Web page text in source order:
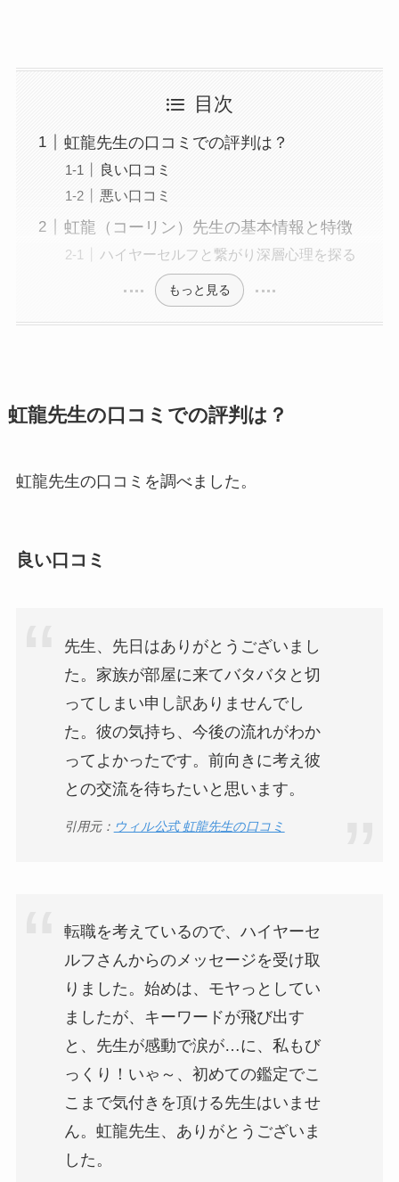
目次
虹龍先生の口コミでの評判は？
良い口コミ
悪い口コミ
虹龍（コーリン）先生の基本情報と特徴
ハイヤーセルフと繋がり深層心理を探る
もっと見る
虹龍先生の口コミでの評判は？
虹龍先生の口コミを調べました。
良い口コミ
先生、先日はありがとうございまし
た。家族が部屋に来てバタバタと切
ってしまい申し訳ありませんでし
た。彼の気持ち、今後の流れがわか
ってよかったです。前向きに考え彼
との交流を待ちたいと思います。
引用元： ウィル公式 虹龍先生の口コミ
転職を考えているので、ハイヤーセ
ルフさんからのメッセージを受け取
りました。始めは、モヤっとしてい
ましたが、キーワードが飛び出す
と、先生が感動で涙が…に、私もび
っくり！いゃ～、初めての鑑定でこ
こまで気付きを頂ける先生はいませ
ん。虹龍先生、ありがとうございま
した。